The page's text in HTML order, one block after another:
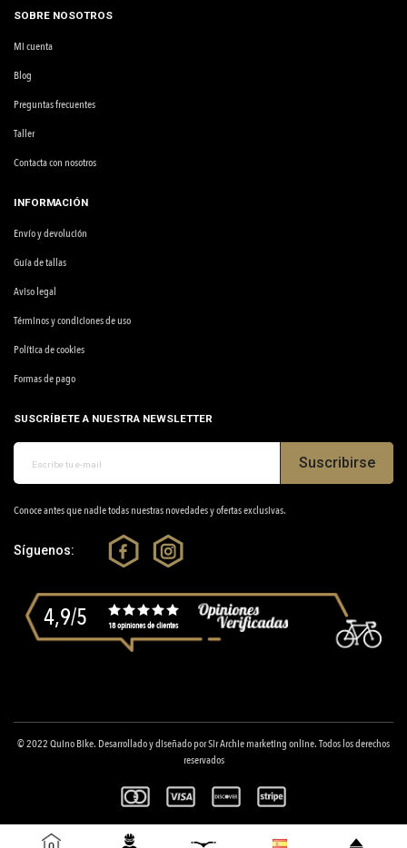
SOBRE NOSOTROS
Mi cuenta
Blog
Preguntas frecuentes
Taller
Contacta con nosotros
INFORMACIÓN
Envío y devolución
Guía de tallas
Aviso legal
Términos y condiciones de uso
Política de cookies
Formas de pago
SUSCRÍBETE A NUESTRA NEWSLETTER
Suscribirse
Conoce antes que nadie todas nuestras novedades y ofertas exclusivas.
Síguenos:
4,9/5 18 opiniones de clientes
© 2022Quino Bike. Desarrollado y diseñado porSir Archie marketing online. Todos los derechos
reservados